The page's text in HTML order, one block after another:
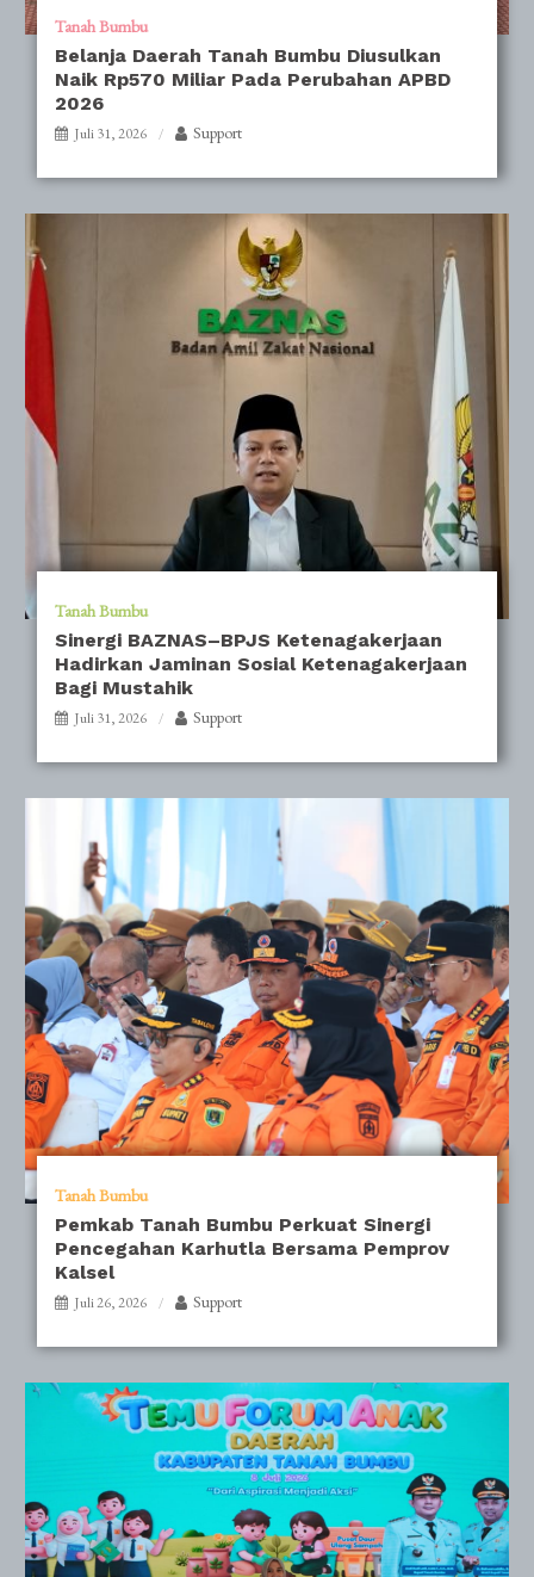
Tanah Bumbu
Belanja Daerah Tanah Bumbu Diusulkan
Naik Rp570 Miliar Pada Perubahan APBD
2026
Juli 31, 2026 Support
Tanah Bumbu
Sinergi BAZNAS–BPJS Ketenagakerjaan
Hadirkan Jaminan Sosial Ketenagakerjaan
Bagi Mustahik
Juli 31, 2026 Support
Tanah Bumbu
Pemkab Tanah Bumbu Perkuat Sinergi
Pencegahan Karhutla Bersama Pemprov
Kalsel
Juli 26, 2026 Support